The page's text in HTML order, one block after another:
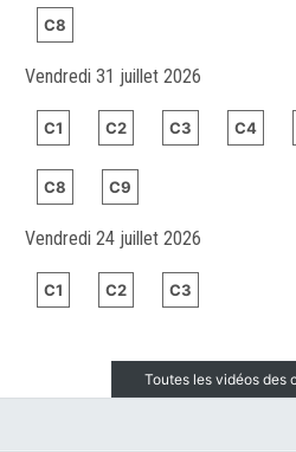
C8
Vendredi 31 juillet 2026
C1 C2 C3 C4
C8 C9
Vendredi 24 juillet 2026
C1 C2 C3
Toutes les vidéos des